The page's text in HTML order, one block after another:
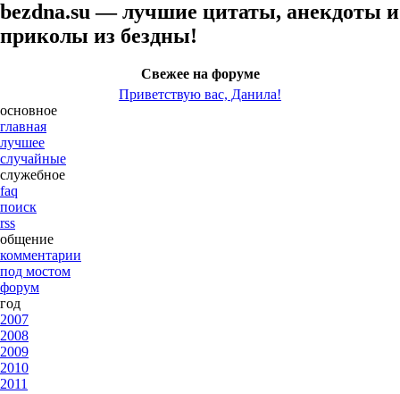
bezdna.su — лучшие цитаты, анекдоты и
приколы из бездны!
Свежее на форуме
Приветствую вас, Данила!
основное
главная
лучшее
случайные
служебное
faq
поиск
rss
общение
комментарии
под мостом
форум
год
2007
2008
2009
2010
2011